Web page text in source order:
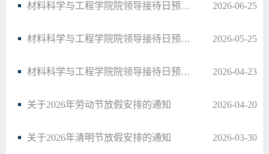
材料科学与工程学院院领导接待日预告（40） 2026-06-25
材料科学与工程学院院领导接待日预告（39） 2026-05-25
材料科学与工程学院院领导接待日预告（38） 2026-04-23
关于2026年劳动节放假安排的通知 2026-04-20
关于2026年清明节放假安排的通知 2026-03-30